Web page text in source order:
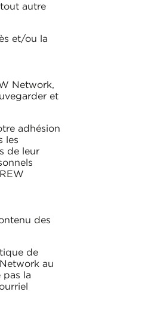
autre
et/ou la
Network,
et
adhésion
les
de leur
des
de
au
pas la